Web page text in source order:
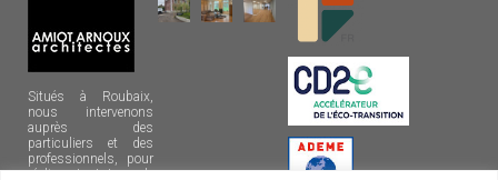
Situés à Roubaix,
nous intervenons
auprès des
particuliers et des
professionnels, pour
réaliser tout type de